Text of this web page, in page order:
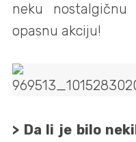
neku
opasnu akciju!
> Da li je bilo